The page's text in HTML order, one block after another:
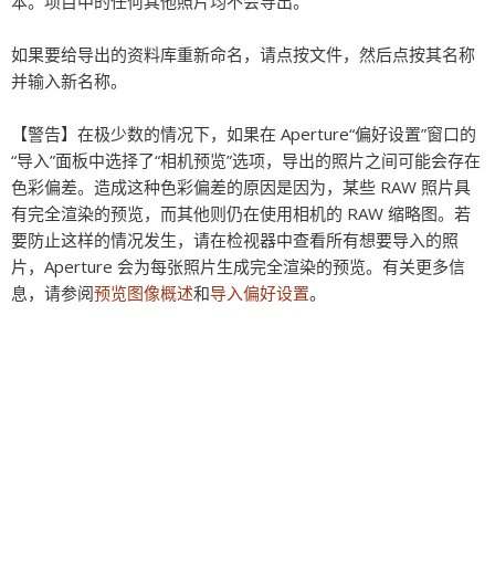
如果要给导出的资料库重新命名，请点按文件，然后点按其名称
并输入新名称。
【警告】 在极少数的情况下，如果在 Aperture“偏好设置”窗口的
“导入”面板中选择了“相机预览”选项，导出的照片之间可能会存在
色彩偏差。造成这种色彩偏差的原因是因为，某些 RAW 照片具
有完全渲染的预览，而其他则仍在使用相机的 RAW 缩略图。若
要防止这样的情况发生，请在检视器中查看所有想要导入的照
片，Aperture 会为每张照片生成完全渲染的预览。有关更多信
息，请参阅预览图像概述和导入偏好设置。